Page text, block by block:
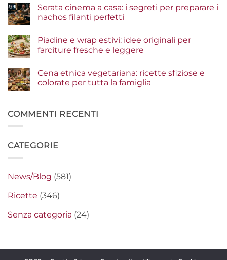
guida
ingredienti
risultato
gourmet
su
Insalate
e
condimenti
a
fanno
differenza
Serata cinema a casa: i segreti per preparare i
nachos filanti perfetti
su
Serata
cinema
i
segreti
per
filanti
perfetti
Piadine e wrap estivi: idee originali per
farciture fresche e leggere
su
Piadine
e
originali
per
leggere
Cena etnica vegetariana: ricette sfiziose e
colorate per tutta la famiglia
Cena
etnica
e
famiglia
COMMENTI RECENTI
CATEGORIE
News/Blog (581)
Ricette (346)
Senza categoria (24)